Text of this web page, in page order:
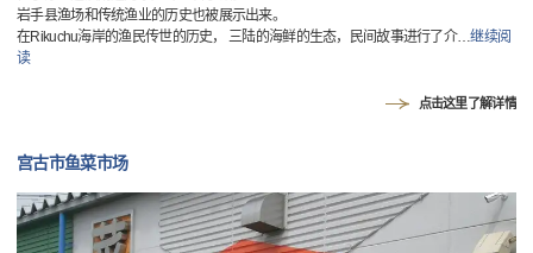
岩手县渔场和传统渔业的历史也被展示出来。
在Rikuchu海岸的渔民传世的历史， 三陆的海鲜的生态，民间故事进行了介…继续阅
读
点击这里了解详情
宫古市鱼菜市场